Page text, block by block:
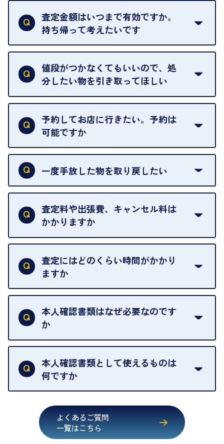
ただし、中古市場は日々変動するため、査定した日
によって査定額が変わることはございます。
査定金額はいつまで有効ですか。
持ち帰って考えたいです
査定額は当日限り有効です。
中古市場が日々変動するため、翌日には査定額が変
わることがございます。
値段がつかなくてもいいので、処
分したい物を引き取ってほしい
再販不可能な物は、場合によってはお断りすること
がございます。ご了承ください。
予約してお店に行きたい。予約は
可能ですか
申し訳ありませんが、現在はご来店の予約は承って
おりません。
を整えておりますので、お好きな時にお越しくださ
い。
お急ぎの場合はスタッフに一言お声がけください。
可能な限り、迅速に対応させていただきます。
一度手放した物を取り戻したい
当店は質店ではありませんので、買い取ったお品物
は基本的に販売へと回されます。買い戻しはできま
せんので、ご了承ください。
グオフが可能です。
契約破棄という形で、お品物をお戻しすることがで
きます。
売却当日を含む8日間のうちに、お気軽にお申し出
出張買取のお品物は、8日間保管しております。
査定料や出張費、キャンセル料は
かかりますか
一切いただいておりません。査定金額にご納得いた
だけない場合は、その場でお断りいただいても問題
ございません。お気軽にご相談ください。
査定にはどのくらい時間がかかり
ますか
お品物の内容や点数によって異なりますが、店頭買
取の場合は1点あたり数分程度が目安です。大量の
お品物の場合は、お時間をいただくことがございま
本人確認書類はなぜ必要なのです
か
買取店は古物営業法により、お客様のご本人確認を
行うことが義務付けられています。安心してお取引
いただくためにも、ご協力をお願いいたします。
本人確認書類として使えるものは
何ですか
・健康保険証確認書
・マイナンバーカード
・在留カード
よくあるご質問
一覧はこちら